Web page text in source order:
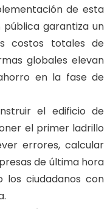
de esta
garantiza un
costos totales de
globales elevan
en la fase de
el edificio de
el primer ladrillo
errores, calcular
de última hora
los ciudadanos con